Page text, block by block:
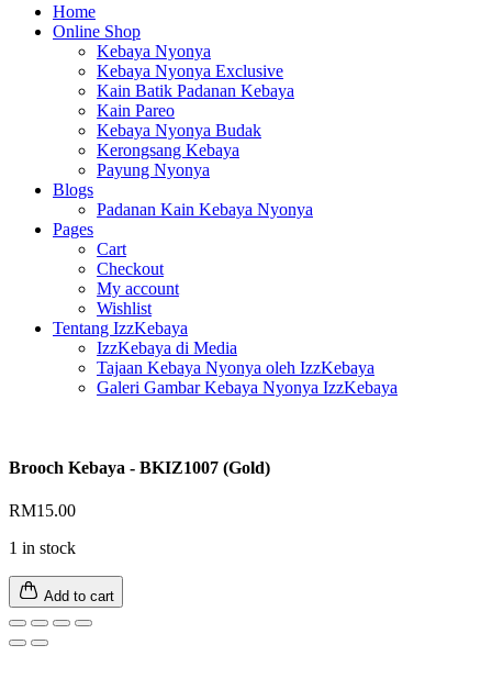
Home
Online Shop
Kebaya Nyonya
Kebaya Nyonya Exclusive
Kain Batik Padanan Kebaya
Kain Pareo
Kebaya Nyonya Budak
Kerongsang Kebaya
Payung Nyonya
Blogs
Padanan Kain Kebaya Nyonya
Pages
Cart
Checkout
My account
Wishlist
Tentang IzzKebaya
IzzKebaya di Media
Tajaan Kebaya Nyonya oleh IzzKebaya
Galeri Gambar Kebaya Nyonya IzzKebaya
Brooch Kebaya - BKIZ1007 (Gold)
RM15.00
1 in stock
Add to cart